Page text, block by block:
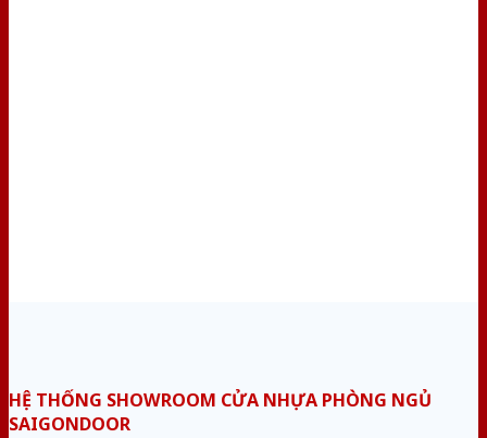
HỆ THỐNG SHOWROOM CỬA NHỰA PHÒNG NGỦ
SAIGONDOOR